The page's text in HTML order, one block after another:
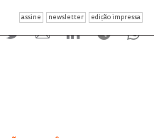
assine newsletter edição impressa